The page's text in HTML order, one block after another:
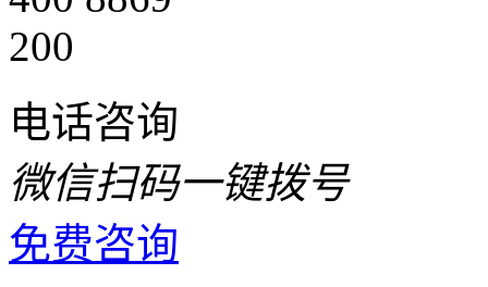
200
电话咨询
微信扫码一键拨号
免费咨询